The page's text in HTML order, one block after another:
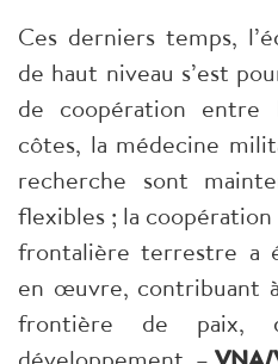
Ces derniers temps,
de haut niveau s’est
de coopération entre
côtes, la médecine
recherche sont
flexibles ; la
frontalière terrestre a
en œuvre, contribuant
frontière de paix,